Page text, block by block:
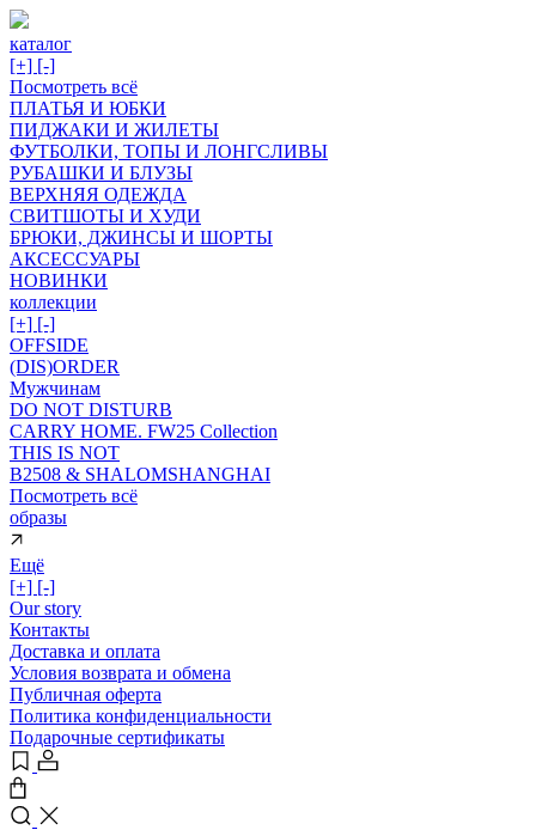
каталог
[+] [-]
Посмотреть всё
ПЛАТЬЯ И ЮБКИ
ПИДЖАКИ И ЖИЛЕТЫ
ФУТБОЛКИ, ТОПЫ И ЛОНГСЛИВЫ
РУБАШКИ И БЛУЗЫ
ВЕРХНЯЯ ОДЕЖДА
СВИТШОТЫ И ХУДИ
БРЮКИ, ДЖИНСЫ И ШОРТЫ
АКСЕССУАРЫ
НОВИНКИ
коллекции
[+] [-]
OFFSIDE
(DIS)ORDER
Мужчинам
DO NOT DISTURB
CARRY HOME. FW25 Collection
THIS IS NOT
B2508 & SHALOMSHANGHAI
Посмотреть всё
образы
Ещё
[+] [-]
Our story
Контакты
Доставка и оплата
Условия возврата и обмена
Публичная оферта
Политика конфиденциальности
Подарочные сертификаты